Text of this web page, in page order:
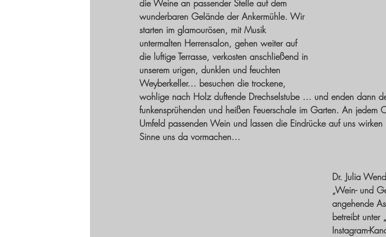
die Weine an passender Stelle auf dem
wunderbaren Gelände der Ankermühle. Wir
starten im glamourösen, mit Musik
untermalten Herrensalon, gehen weiter auf
die luftige Terrasse, verkosten anschließend in
unserem urigen, dunklen und feuchten
Weyberkeller… besuchen die trockene,
wohlige nach Holz duftende Drechselstube … und enden dann
funkensprühenden und heißen Feuerschale im Garten. An jedem
Umfeld passenden Wein und lassen die Eindrücke auf uns
Sinne uns da vormachen…
Dr. Julia
„Wein- und
angehende
betreibt unter
Instagram-